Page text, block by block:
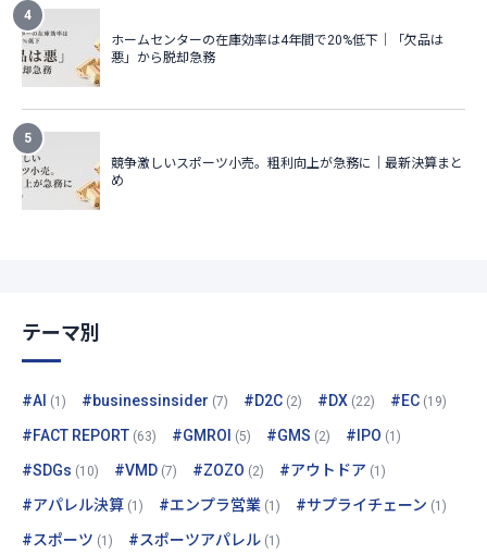
テーマ別
#AI (1) #businessinsider (7) #D2C (2) #DX (22) #EC (19)
#FACT REPORT (63) #GMROI (5) #GMS (2) #IPO (1)
#SDGs (10) #VMD (7) #ZOZO (2) #アウトドア (1)
#アパレル決算 (1) #エンプラ営業 (1) #サプライチェーン (1)
#スポーツ (1) #スポーツアパレル (1)